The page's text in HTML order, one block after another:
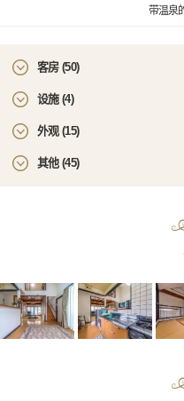
带温泉
客房 (50)
设施 (4)
外观 (15)
其他 (45)